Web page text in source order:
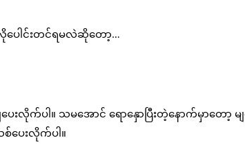
ပေါင်းတင်ရမလဲဆိုတော့…
လိုက်ပါ။ သမအောင် ရောနှောပြီးတဲ့နောက်မှာတော့ မ
စ်ပေးလိုက်ပါ။